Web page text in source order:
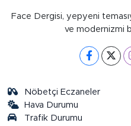
Face Dergisi, yepyeni
ve modernizmi
Nöbetçi Eczaneler
Hava Durumu
Trafik Durumu